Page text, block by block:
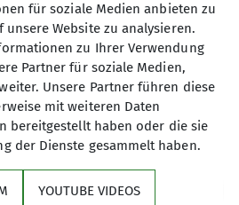
für soziale Medien anbieten zu
Website zu analysieren.
zu Ihrer Verwendung
Partner für soziale Medien,
Unsere Partner führen diese
mit weiteren Daten
bereitgestellt haben oder die sie
der Dienste gesammelt haben.
YOUTUBE VIDEOS